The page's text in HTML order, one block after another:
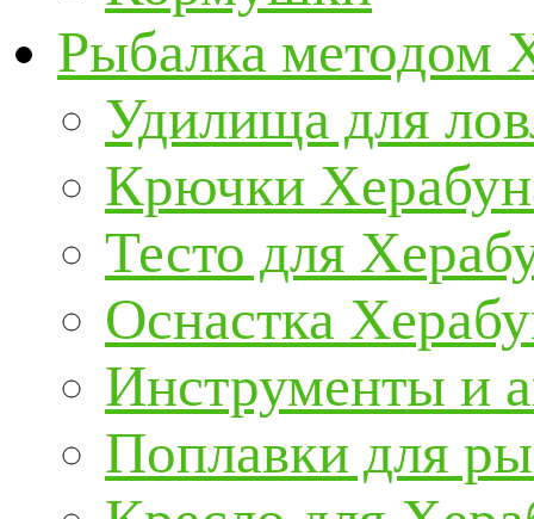
Рыбалка методом
Удилища для
Крючки
Тесто для
Оснастка
Инструменты и
Поплавки для